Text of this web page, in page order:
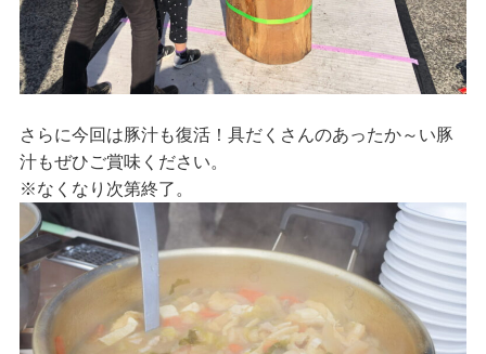
さらに今回は豚汁も復活！具だくさんのあったか～い豚
汁もぜひご賞味ください。
※なくなり次第終了。